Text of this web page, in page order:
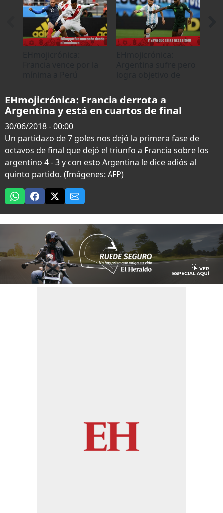
seconds
EHmojicrónica: Francia derrota a
Argentina y está en cuartos de final
30/06/2018 - 00:00
Un partidazo de 7 goles nos dejó la primera fase de
octavos de final que dejó el triunfo a Francia sobre los
argentino 4 - 3 y con esto Argentina le dice adiós al
quinto partido. (Imágenes: AFP)